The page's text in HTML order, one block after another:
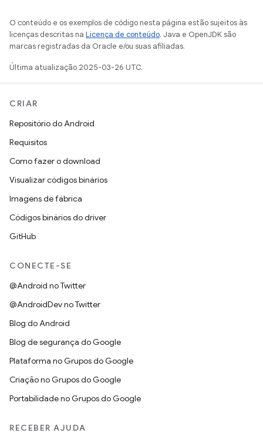
O conteúdo e os exemplos de código nesta página estão sujeitos às
licenças descritas na Licença de conteúdo. Java e OpenJDK são
marcas registradas da Oracle e/ou suas afiliadas.
Última atualização 2025-03-26 UTC.
CRIAR
Repositório do Android
Requisitos
Como fazer o download
Visualizar códigos binários
Imagens de fábrica
Códigos binários do driver
GitHub
CONECTE-SE
@Android no Twitter
@AndroidDev no Twitter
Blog do Android
Blog de segurança do Google
Plataforma no Grupos do Google
Criação no Grupos do Google
Portabilidade no Grupos do Google
RECEBER AJUDA